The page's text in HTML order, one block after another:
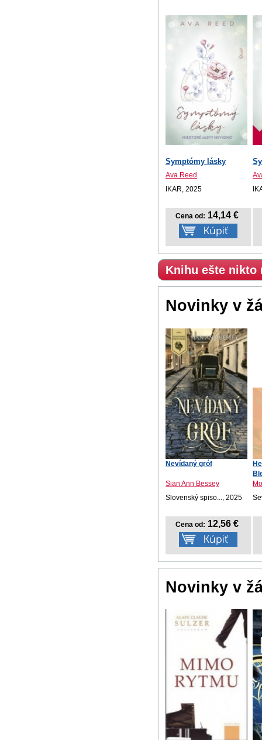
Symptómy lásky
Ava Reed
IKAR, 2025
Cena od: 14,14 €
Knihu ešte nikto
Novinky v
Nevídaný gróf
Sian Ann Bessey
Slovenský spiso..., 2025
Cena od: 12,56 €
Novinky v